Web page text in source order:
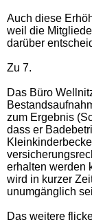
Auch diese
weil die
darüber
Zu 7.
Das Büro
zum Ergebnis
dass er
erhalten werden
wird in kurzer
unumgänglich
Das weitere